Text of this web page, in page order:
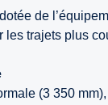
de
les trajets plus
(3 350 mm),